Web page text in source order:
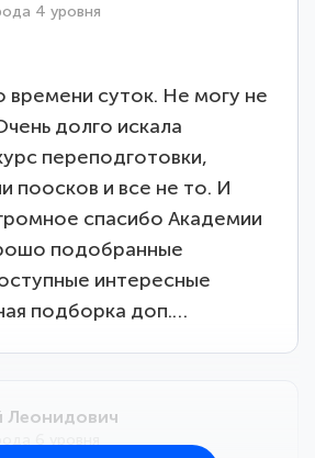
4 уровня
времени суток. Не могу не
долго искала
переподготовки,
поосков и все не то. И
спасибо Академии
подобранные
интересные
подборка доп.…
Леонидович